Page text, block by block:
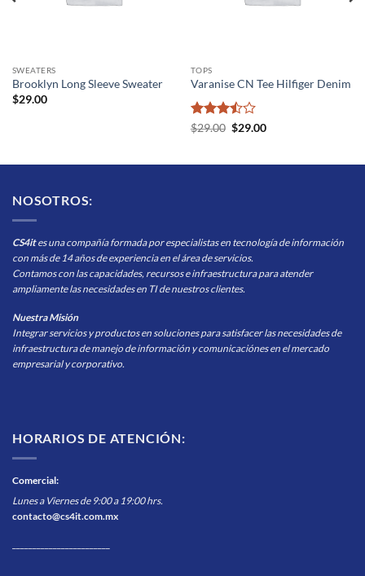
SWEATERS
Brooklyn Long Sleeve Sweater
$29.00
TOPS
Varanise CN Tee Hilfiger Denim
Valorado
$29.00 El
$29.00El
NOSOTROS:
CS4ites una compañía formada por especialistas en tecnología de información
con más de 14 años de experiencia en el área de servicios.
Contamos con las capacidades, recursos e infraestructura para atender
ampliamente las necesidades en TI de nuestros clientes.
Nuestra Misión
Integrar servicios y productos en soluciones para satisfacer las necesidades de
infraestructura de manejo de información y comunicaciónes en el mercado
empresarial y corporativo.
HORARIOS DE ATENCIÓN:
Comercial:
Lunes a Viernes de 9:00 a 19:00 hrs.
contacto@cs4it.com.mx